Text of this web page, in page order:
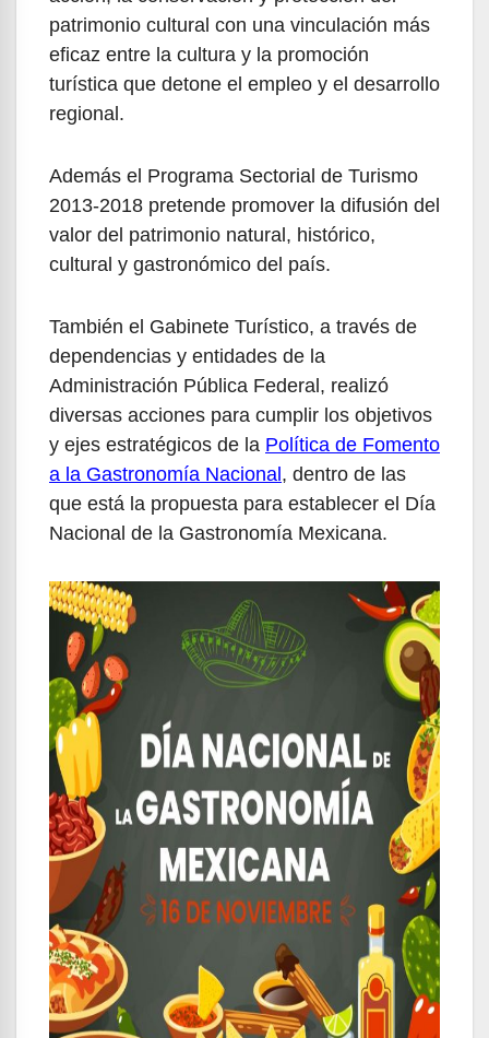
patrimonio cultural con una vinculación más
eficaz entre la cultura y la promoción
turística que detone el empleo y el desarrollo
regional.
Además el Programa Sectorial de Turismo
2013-2018 pretende promover la difusión del
valor del patrimonio natural, histórico,
cultural y gastronómico del país.
También el Gabinete Turístico, a través de
dependencias y entidades de la
Administración Pública Federal, realizó
diversas acciones para cumplir los objetivos
y ejes estratégicos de la Política de Fomento
a la Gastronomía Nacional, dentro de las
que está la propuesta para establecer el Día
Nacional de la Gastronomía Mexicana.